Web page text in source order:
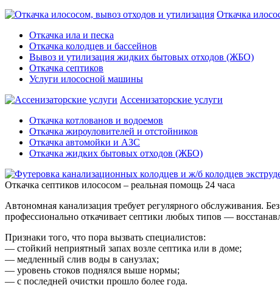
Откачка
Откачка ила и песка
Откачка колодцев и бассейнов
Вывоз и утилизация жидких бытовых отходов (ЖБО)
Откачка септиков
Услуги илососной машины
Ассенизаторские услуги
Откачка котлованов и водоемов
Откачка жироуловителей и отстойников
Откачка автомойки и АЗС
Откачка жидких бытовых отходов (ЖБО)
Откачка септиков илососом – реальная помощь 24 часа
Автономная канализация требует регулярного обслуживания.
профессионально откачивает септики любых типов —
Признаки того, что пора вызвать специалистов:
— стойкий неприятный запах возле септика или в доме;
— медленный слив воды в санузлах;
— уровень стоков поднялся выше нормы;
— с последней очистки прошло более года.